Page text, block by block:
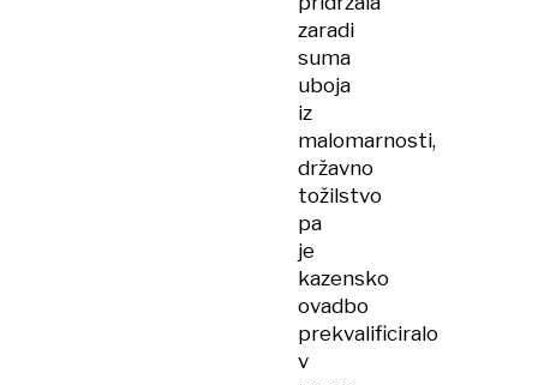
zaradi
suma
uboja
iz
malomarnosti,
državno
tožilstvo
pa
je
kazensko
ovadbo
prekvalificiralo
v